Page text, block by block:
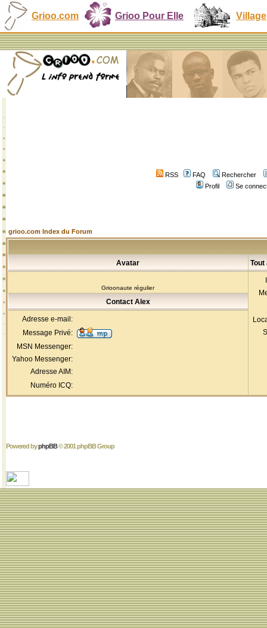
Grioo.com Grioo Pour Elle Village
RSS FAQ
Rechercher
Profil
Se
grioo.com Index du Forum
Avatar Tout
Grioonaute régulier
Contact Alex
Adresse e-mail:
Message Privé:
MSN Messenger:
Yahoo Messenger:
Adresse AIM:
Numéro ICQ:
Powered byphpBB© 2001 phpBB Group